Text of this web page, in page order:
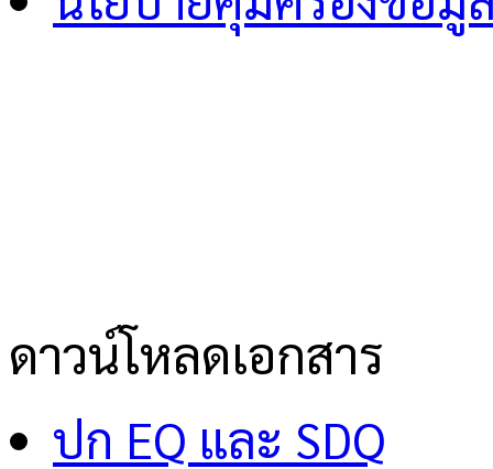
ดาวน์โหลดเอกสาร
ปก EQ และ SDQ